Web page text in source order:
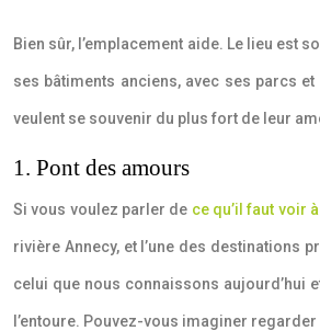
Bien sûr, l’emplacement aide. Le lieu est
ses bâtiments anciens, avec ses parcs
veulent se souvenir du plus fort de leur
1. Pont des amours
Si vous voulez parler de ce qu’il faut voir
rivière Annecy, et l’une des destinations
celui que nous connaissons aujourd’hui
l’entoure. Pouvez-vous imaginer